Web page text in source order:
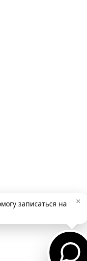
×
записаться на